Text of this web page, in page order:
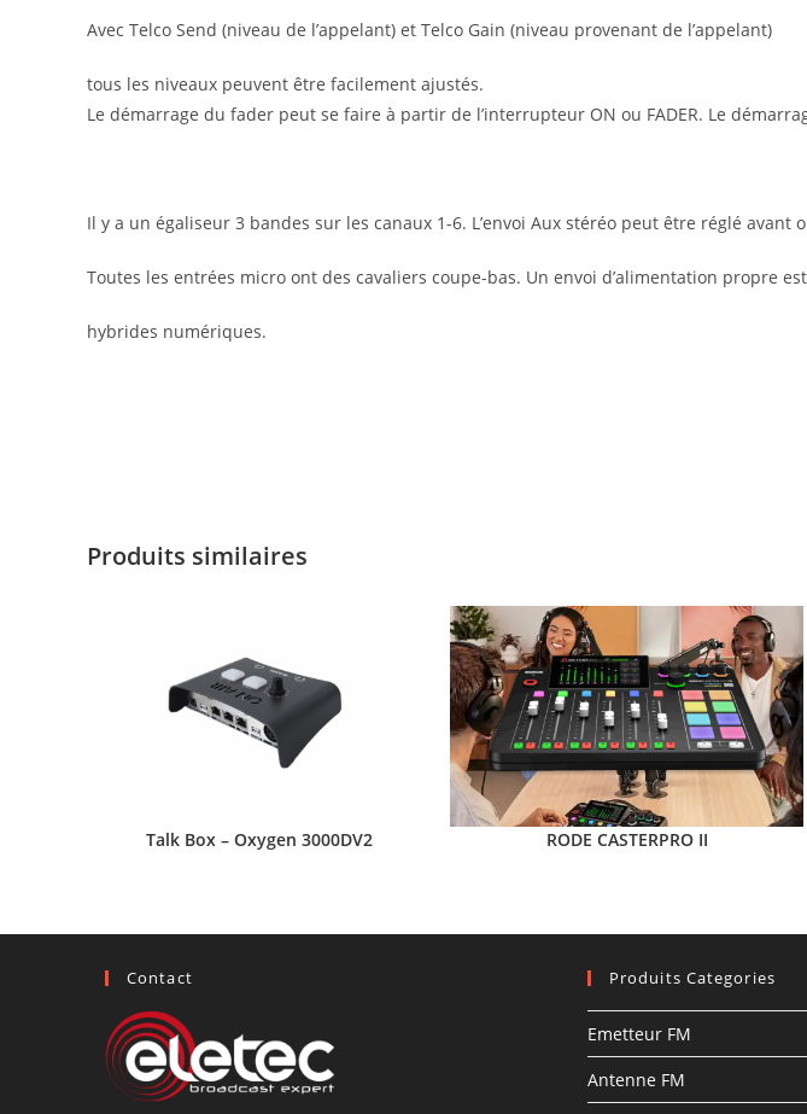
Avec Telco Send (niveau de l’appelant) et Telco Gain (niveau provenant de l’appelant)
tous les niveaux peuvent être facilement ajustés.
Le démarrage du fader peut se faire à partir de l’interrupteur ON ou FADER. Le
Il y a un égaliseur 3 bandes sur les canaux 1-6. L’envoi Aux stéréo peut être réglé avant
Toutes les entrées micro ont des cavaliers coupe-bas. Un envoi d’alimentation propre
hybrides numériques.
Produits similaires
Talk Box – Oxygen 3000DV2 RODE CASTERPRO II
Contact Produits Categories
Emetteur FM
Antenne FM